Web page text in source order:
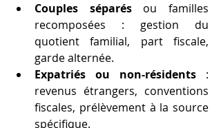
Couples séparés ou familles
recomposées : gestion du
quotient familial, part fiscale,
garde alternée.
Expatriés ou non-résidents :
revenus étrangers, conventions
fiscales, prélèvement à la source
spécifique.